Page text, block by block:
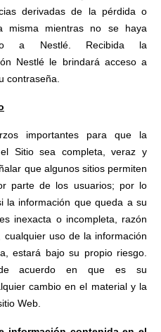
derivadas de la pérdida o
misma mientras no se haya
a Nestlé. Recibida la
Nestlé le brindará acceso a
contraseña.
importantes para que la
Sitio sea completa, veraz y
que algunos sitios permiten
parte de los usuarios; por lo
la información que queda a su
inexacta o incompleta, razón
uso de la información
estará bajo su propio riesgo.
acuerdo en que es su
cambio en el material y la
Web.